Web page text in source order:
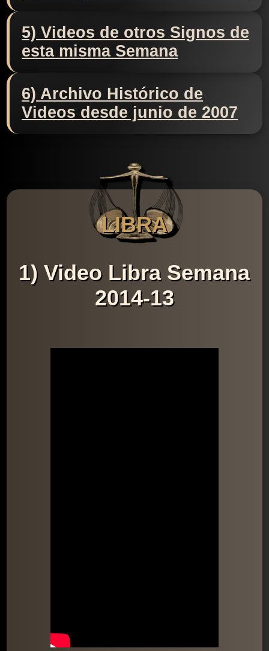
5) Videos de otros Signos de
esta misma Semana
6) Archivo Histórico de
Videos desde junio de 2007
LIBRA
1) Video Libra Semana
2014-13